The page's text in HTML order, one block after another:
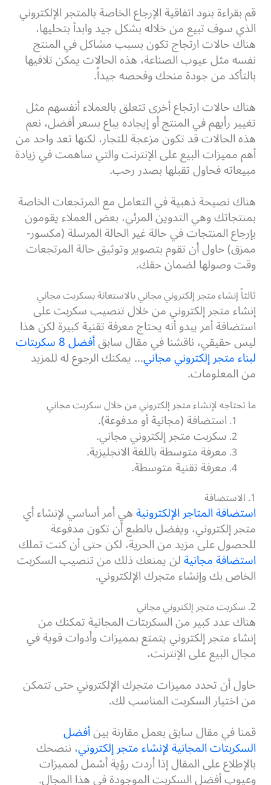
قم بقراءة بنود اتفاقية الإرجاع الخاصة بالمتجر الإلكتروني
الذي سوف تبيع من خلاله بشكل جيد وابدأ بتحليها،
هناك حالات ارتجاج تكون بسبب مشاكل في المنتج
نفسه مثل عيوب الصناعة، هذه الحالات يمكن تلافيها
بالتأكد من جودة منحك وفحصه جيداً.
هناك حالات ارتجاع أخرى تتعلق بالعملاء أنفسهم مثل
تغيير رأيهم في المنتج أو إيجاده يباع بسعر أفضل، نعم
هذه الحالات قد تكون مزعجة للتجار، لكنها تعد واحد من
أهم مميزات البيع على الإنترنت والتي ساهمت في زيادة
مبيعاته فحاول تقبلها بصدر رحب.
هناك نصيحة ذهبية في التعامل مع المرتجعات الخاصة
بمنتجاتك وهي التدوين المرئي، بعض العملاء يقومون
بإرجاع المنتجات في حالة غير الحالة المرسلة (مكسور-
ممزق) حاول أن تقوم بتصوير وتوثيق حالة المرتجعات
وقت وصولها لضمان حقك.
ثالثاً إنشاء متجر إلكتروني مجاني بالاستعانة بسكربت مجاني
إنشاء متجر إلكتروني من خلال تنصيب سكربت على
استضافة أمر يبدو أنه يحتاج معرفة تقنية كبيرة لكن هذا
ليس حقيقي، ناقشنا في مقال سابق أفضل 8 سكربتات
لبناء متجر إلكتروني مجاني… يمكنك الرجوع له للمزيد
من المعلومات.
ما تحتاجه لإنشاء متجر إلكتروني من خلال سكربت مجاني
استضافة (مجانية أو مدفوعة).
سكربت متجر إلكتروني مجاني.
معرفة متوسطة باللغة الانجليزية.
معرفة تقنية متوسطة.
1. الاستضافة
استضافة المتاجر الإلكترونيةهي أمر أساسي لإنشاء أي
متجر إلكتروني،ويفضل بالطبع أن تكون مدفوعة
للحصول على مزيد من الحرية، لكن حتى أن كنت تملك
استضافة مجانيةلن يمنعك ذلك من تنصيب السكربت
الخاص بك وإنشاء متجرك الإلكتروني.
2. سكربت متجر إلكتروني مجاني
هناك عدد كبير من السكربتات المجانية تمكنك من
إنشاء متجر إلكتروني يتمتع بمميزات وأدوات قوية في
مجال البيع على الإنترنت،
حاول أن تحدد مميزات متجرك الإلكتروني حتى تتمكن
من اختيار السكربت المناسب لك.
قمنا في مقال سابق بعمل مقارنة بينأفضل
السكربتات المجانية لإنشاء متجر إلكتروني، ننصحك
بالإطلاع على المقال إذا أردت رؤية أشمل لمميزات
وعيوب أفضل السكربت الموجودة في هذا المجال.